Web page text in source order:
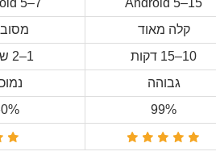
Android 5–15
5–7
קלה מאוד
10–15 דקות 1–2 שעות
גבוהה
99%